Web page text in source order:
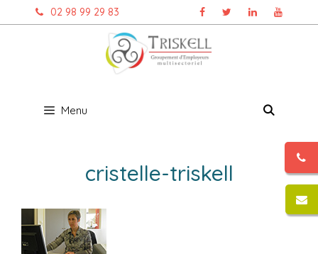
au
02 98 99 29 83
Menu
cristelle-triskell